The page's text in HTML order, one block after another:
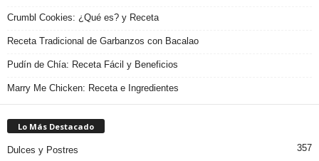
Crumbl Cookies: ¿Qué es? y Receta
Receta Tradicional de Garbanzos con Bacalao
Pudín de Chía: Receta Fácil y Beneficios
Marry Me Chicken: Receta e Ingredientes
Lo Más Destacado
Dulces y Postres 357